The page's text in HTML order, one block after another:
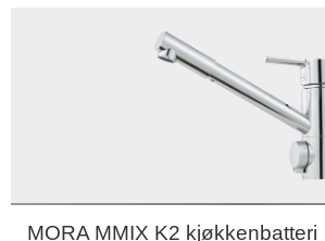
MORA MMIX K2 kjøkkenbatteri